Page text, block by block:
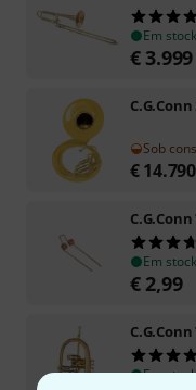
Em stock
€ 3.999
C.G.Conn
Sob
€14.790
C.G.Conn
Em stock
€ 2,99
C.G.Conn
Em stock